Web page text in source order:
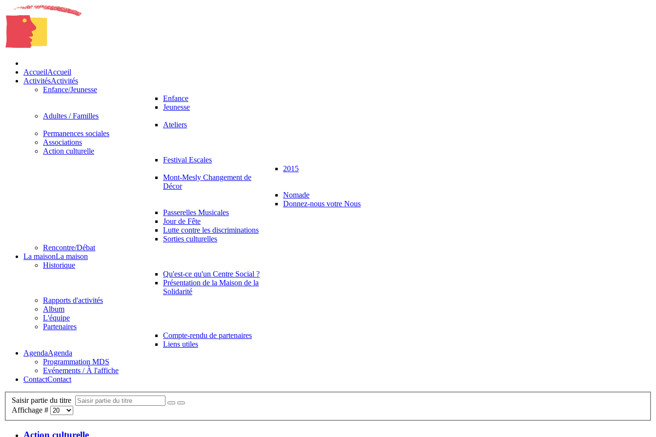
AccueilAccueil
ActivitésActivités
Enfance/Jeunesse
Enfance
Jeunesse
Adultes / Familles
Ateliers
Permanences sociales
Associations
Action culturelle
Festival Escales
2015
Mont-Mesly Changement de
Décor
Nomade
Donnez-nous votre Nous
Passerelles Musicales
Jour de Fête
Lutte contre les discriminations
Sorties culturelles
Rencontre/Débat
La maisonLa maison
Historique
Qu'est-ce qu'un Centre Social ?
Présentation de la Maison de la
Solidarité
Rapports d'activités
Album
L'équipe
Partenaires
Compte-rendu de partenaires
Liens utiles
AgendaAgenda
Programmation MDS
Evénements / À l'affiche
ContactContact
Saisir partie du titre
Affichage #